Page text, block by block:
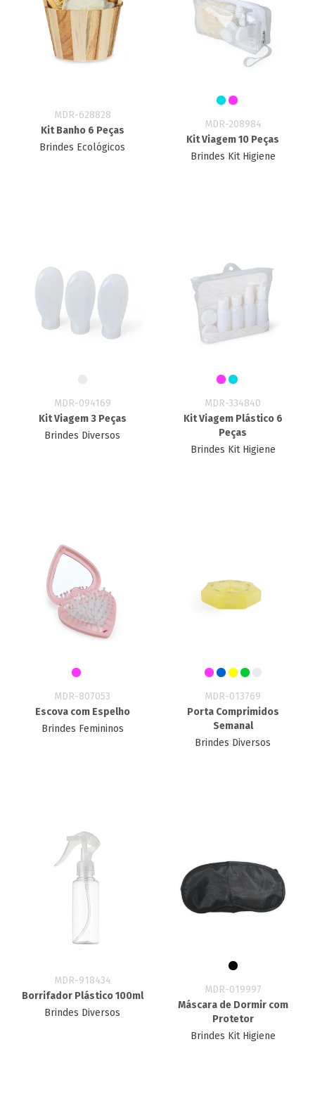
MDR-628828
Kit Banho 6 Peças
Brindes Ecológicos
MDR-208984
Kit Viagem 10 Peças
Brindes Kit Higiene
MDR-094169
Kit Viagem 3 Peças
Brindes Diversos
MDR-334840
Kit Viagem Plástico 6
Peças
Brindes Kit Higiene
MDR-807053
Escova com Espelho
Brindes Femininos
MDR-013769
Porta Comprimidos
Semanal
Brindes Diversos
MDR-918434
Borrifador Plástico 100ml
Brindes Diversos
MDR-019997
Máscara de Dormir com
Protetor
Brindes Kit Higiene